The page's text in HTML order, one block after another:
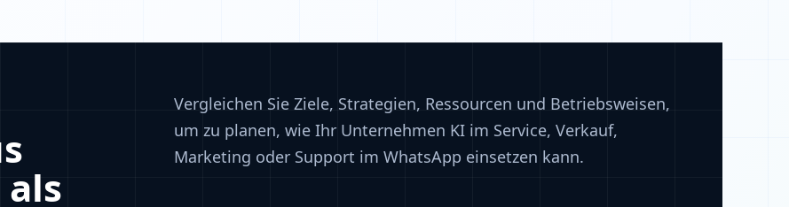
Vergleichen Sie Ziele, Strategien, Ressourcen und Betriebsweisen,
um zu planen, wie Ihr Unternehmen KI im Service, Verkauf,
Marketing oder Support im WhatsApp einsetzen kann.